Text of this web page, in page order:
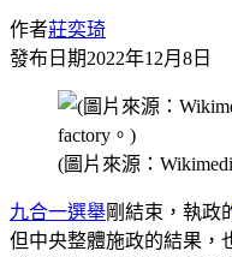
作者莊奕琦
發布日期2022年12月8日
(圖片來源：
九合一選舉剛結束，執政
但中央整體施政的結果，